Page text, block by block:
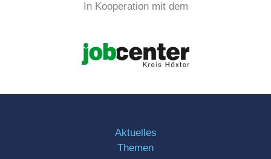
In Kooperation mit dem
Aktuelles
Themen